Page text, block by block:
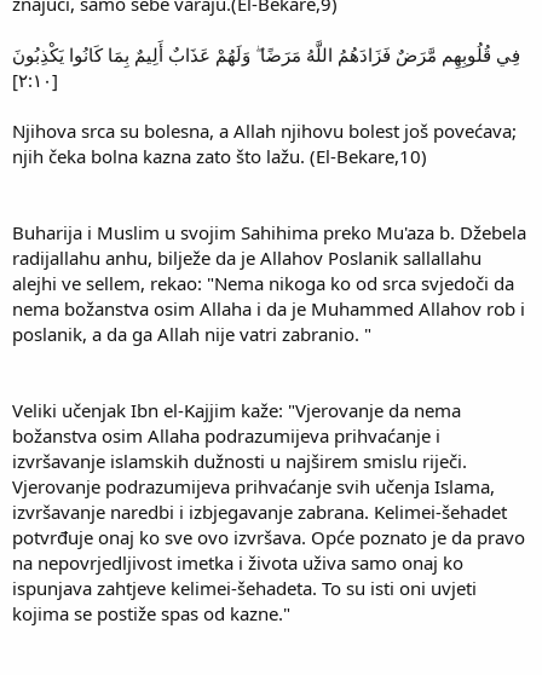
فِي قُلُوبِهِم مَّرَضٌ فَزَادَهُمُ اللَّهُ مَرَضًا ۖ وَلَهُمْ عَذَابٌ أَلِيمٌ بِمَا كَانُوا يَكْذِبُونَ
[٢:١٠]
Njihova srca su bolesna, a Allah njihovu bolest još povećava;
njih čeka bolna kazna zato što lažu. (El-Bekare,10)
Buharija i Muslim u svojim Sahihima preko Mu'aza b. Džebela
radijallahu anhu, bilježe da je Allahov Poslanik sallallahu
alejhi ve sellem, rekao: "Nema nikoga ko od srca svjedoči da
nema božanstva osim Allaha i da je Muhammed Allahov rob i
poslanik, a da ga Allah nije vatri zabranio. "
Veliki učenjak Ibn el-Kajjim kaže: "Vjerovanje da nema
božanstva osim Allaha podrazumijeva prihvaćanje i
izvršavanje islamskih dužnosti u najširem smislu riječi.
Vjerovanje podrazumijeva prihvaćanje svih učenja Islama,
izvršavanje naredbi i izbjegavanje zabrana. Kelimei-šehadet
potvrđuje onaj ko sve ovo izvršava. Opće poznato je da pravo
na nepovrjedljivost imetka i života uživa samo onaj ko
ispunjava zahtjeve kelimei-šehadeta. To su isti oni uvjeti
kojima se postiže spas od kazne."